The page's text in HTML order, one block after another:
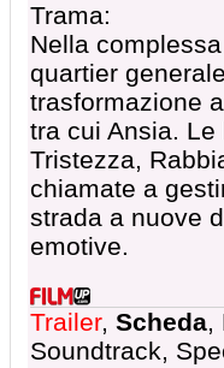
Trama:
Nella
quartier
trasformazione
tra cui Ansia.
Tristezza,
chiamate a
strada a nuove
emotive.
Trailer, Scheda,
Soundtrack,